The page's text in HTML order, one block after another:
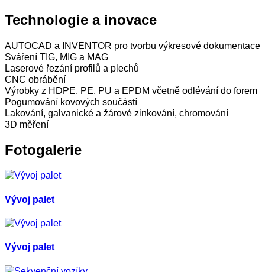
Technologie a inovace
AUTOCAD a INVENTOR pro tvorbu výkresové dokumentace
Sváření TIG, MIG a MAG
Laserové řezání profilů a plechů
CNC obrábění
Výrobky z HDPE, PE, PU a EPDM včetně odlévání do forem
Pogumování kovových součástí
Lakování, galvanické a žárové zinkování, chromování
3D měření
Fotogalerie
Vývoj palet
Vývoj palet